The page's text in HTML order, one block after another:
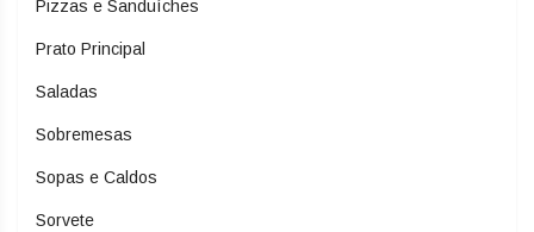
Pizzas e Sanduíches
Prato Principal
Saladas
Sobremesas
Sopas e Caldos
Sorvete